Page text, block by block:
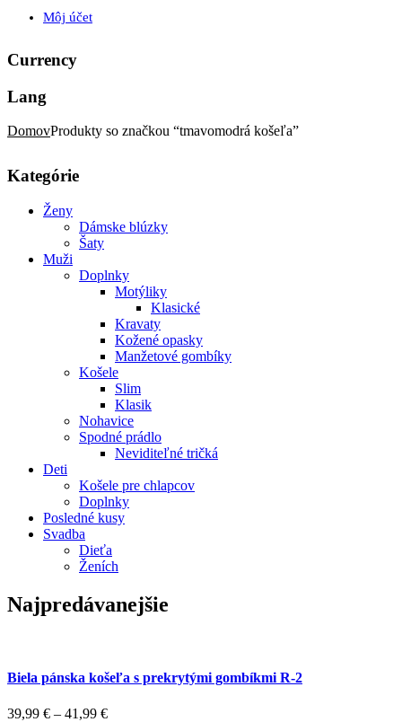
Môj účet
Currency
Lang
DomovProdukty so značkou “tmavomodrá košeľa”
Kategórie
Ženy
Dámske blúzky
Šaty
Muži
Doplnky
Motýliky
Klasické
Kravaty
Kožené opasky
Manžetové gombíky
Košele
Slim
Klasik
Nohavice
Spodné prádlo
Neviditeľné tričká
Deti
Košele pre chlapcov
Doplnky
Posledné kusy
Svadba
Dieťa
Ženích
Najpredávanejšie
Biela pánska košeľa s prekrytými gombíkmi R-2
39,99 € – 41,99 €